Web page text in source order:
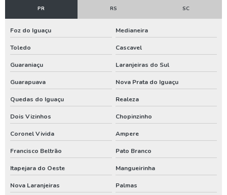
Limpeza e manutenção de poços
Limpeza e manutenção de poços artesianos
Locadora de geradores
Manutenção de bomba de poço artesiano
Manutenção de bomba submersa
Manutenção de poço artesiano
Manutenção de poço artesiano preço
Manutenção de poços tubulares
PR RS SC
Foz do Iguaçu Medianeira
Toledo Cascavel
Guaraniaçu Laranjeiras do Sul
Guarapuava Nova Prata do Iguaçu
Quedas do Iguaçu Realeza
Dois Vizinhos Chopinzinho
Coronel Vivida Ampere
Francisco Beltrão Pato Branco
Itapejara do Oeste Mangueirinha
Nova Laranjeiras Palmas